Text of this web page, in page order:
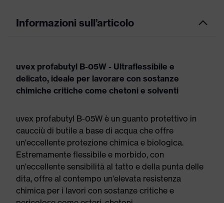
Informazioni sull’articolo
uvex profabutyl B-05W - Ultraflessibile e
delicato, ideale per lavorare con sostanze
chimiche critiche come chetoni e solventi
uvex profabutyl B-05W è un guanto protettivo in
caucciù di butile a base di acqua che offre
un'eccellente protezione chimica e biologica.
Estremamente flessibile e morbido, con
un'eccellente sensibilità al tatto e della punta delle
dita, offre al contempo un'elevata resistenza
chimica per i lavori con sostanze critiche e